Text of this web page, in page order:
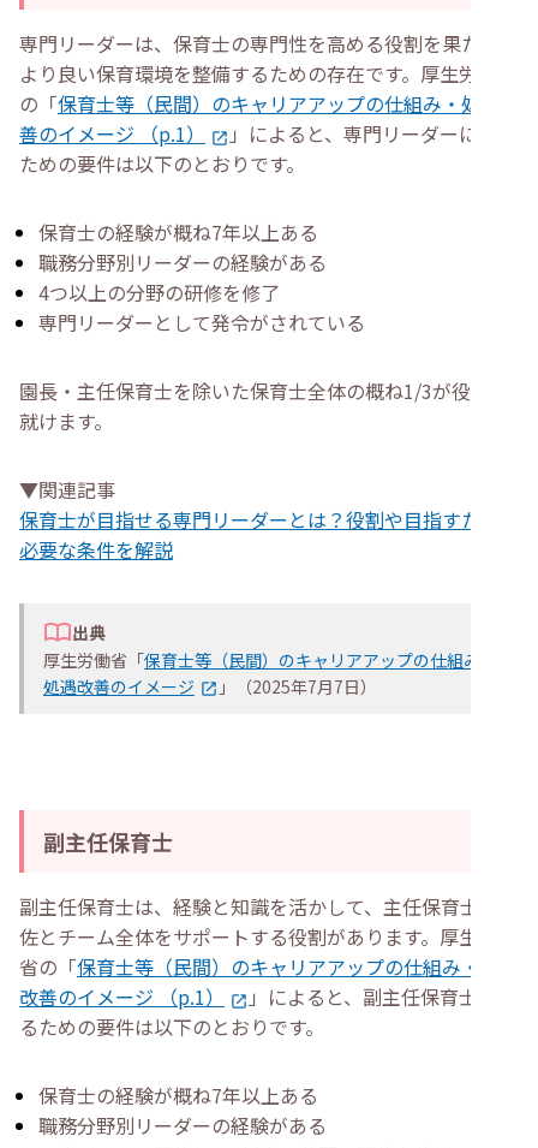
専門リーダーは、保育士の専門性を高める役割を果たし、
より良い保育環境を整備するための存在です。厚生労働省
の「保育士等（民間）のキャリアアップの仕組み・処遇改
善のイメージ （p.1）
」によると、専門リーダーになる
ための要件は以下のとおりです。
保育士の経験が概ね7年以上ある
職務分野別リーダーの経験がある
4つ以上の分野の研修を修了
専門リーダーとして発令がされている
園長・主任保育士を除いた保育士全体の概ね1/3が役職に
就けます。
▼関連記事
保育士が目指せる専門リーダーとは？役割や目指すために
必要な条件を解説
出典
厚生労働省「保育士等（民間）のキャリアアップの仕組み・
処遇改善のイメージ
」（2025年7月7日）
副主任保育士
副主任保育士は、経験と知識を活かして、主任保育士の補
佐とチーム全体をサポートする役割があります。厚生労働
省の「保育士等（民間）のキャリアアップの仕組み・処遇
改善のイメージ （p.1）
」によると、副主任保育士にな
るための要件は以下のとおりです。
保育士の経験が概ね7年以上ある
職務分野別リーダーの経験がある